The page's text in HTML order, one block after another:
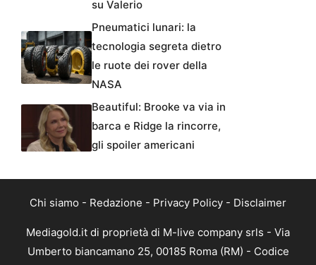
su Valerio
Pneumatici lunari: la
tecnologia segreta dietro
le ruote dei rover della
NASA
Beautiful: Brooke va via in
barca e Ridge la rincorre,
gli spoiler americani
Chi siamo - Redazione - Privacy Policy - Disclaimer
Mediagold.it di proprietà di M-live company srls - Via
Umberto biancamano 25, 00185 Roma (RM) - Codice